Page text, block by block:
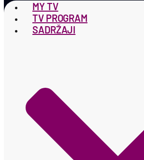
MY TV
TV PROGRAM
SADRŽAJI